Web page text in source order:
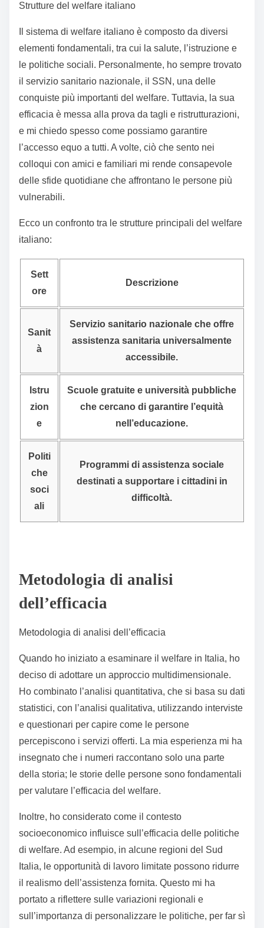
Strutture del welfare italiano
Il sistema di welfare italiano è composto da diversi
elementi fondamentali, tra cui la salute, l’istruzione e
le politiche sociali. Personalmente, ho sempre trovato
il servizio sanitario nazionale, il SSN, una delle
conquiste più importanti del welfare. Tuttavia, la sua
efficacia è messa alla prova da tagli e ristrutturazioni,
e mi chiedo spesso come possiamo garantire
l’accesso equo a tutti. A volte, ciò che sento nei
colloqui con amici e familiari mi rende consapevole
delle sfide quotidiane che affrontano le persone più
vulnerabili.
Ecco un confronto tra le strutture principali del welfare
italiano:
Sett
ore
Descrizione
Sanit
à
Servizio sanitario nazionale che offre
assistenza sanitaria universalmente
accessibile.
Istru
zion
e
Scuole gratuite e università pubbliche
che cercano di garantire l’equità
nell’educazione.
Politi
che
soci
ali
Programmi di assistenza sociale
destinati a supportare i cittadini in
difficoltà.
Metodologia di analisi
dell’efficacia
Metodologia di analisi dell’efficacia
Quando ho iniziato a esaminare il welfare in Italia, ho
deciso di adottare un approccio multidimensionale.
Ho combinato l’analisi quantitativa, che si basa su dati
statistici, con l’analisi qualitativa, utilizzando interviste
e questionari per capire come le persone
percepiscono i servizi offerti. La mia esperienza mi ha
insegnato che i numeri raccontano solo una parte
della storia; le storie delle persone sono fondamentali
per valutare l’efficacia del welfare.
Inoltre, ho considerato come il contesto